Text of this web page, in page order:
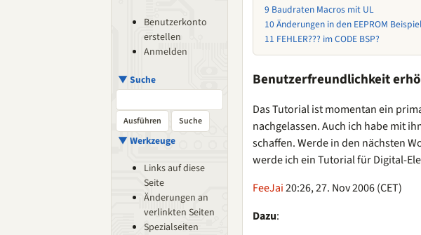
Benutzerkonto
erstellen
Anmelden
▼ Suche
▼ Werkzeuge
Links auf diese
Seite
Änderungen an
verlinkten Seiten
Spezialseiten
9 Baudraten Macros mit UL
10 Änderungen in den EEPROM
11 FEHLER??? im CODE BSP?
Benutzerfreundlichkeit
Das Tutorial ist momentan ein
nachgelassen. Auch ich habe mit
schaffen. Werde in den nächsten
werde ich ein Tutorial für Digital-
FeeJai20:26, 27. Nov 2006 (CET)
Dazu: